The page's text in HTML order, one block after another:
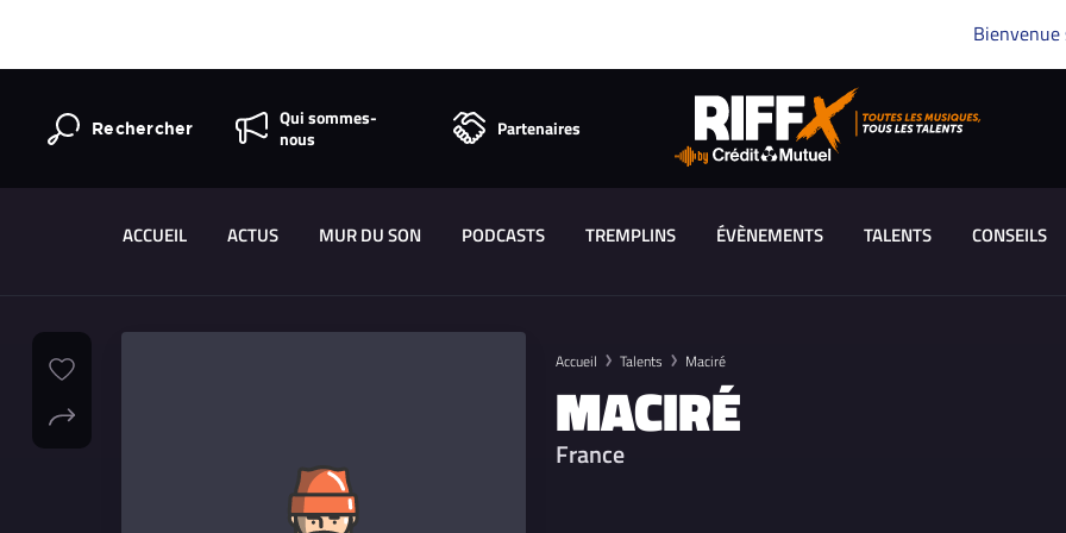
Bienvenue
Rechercher
Qui sommes-
nous
Partenaires
ACCUEIL ACTUS MUR DU SON PODCASTS TREMPLINS ÉVÈNEMENTS TALENTS CONSEILS
Accueil Talents Maciré
MACIRÉ
France